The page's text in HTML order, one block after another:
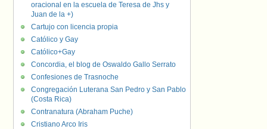
oracional en la escuela de Teresa de Jhs y
Juan de la +)
Cartujo con licencia propia
Católico y Gay
Católico+Gay
Concordia, el blog de Oswaldo Gallo Serrato
Confesiones de Trasnoche
Congregación Luterana San Pedro y San Pablo
(Costa Rica)
Contranatura (Abraham Puche)
Cristiano Arco Iris